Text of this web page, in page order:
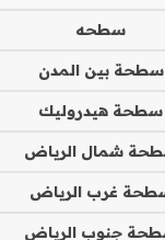
سطحه
سطحة بين المدن
سطحة هيدروليك
شمال الرياض
غرب الرياض
جنوب الرياض